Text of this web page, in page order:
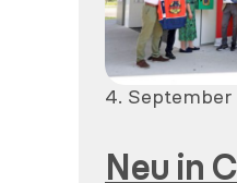
Veröffentlicht
4. September
Neu in